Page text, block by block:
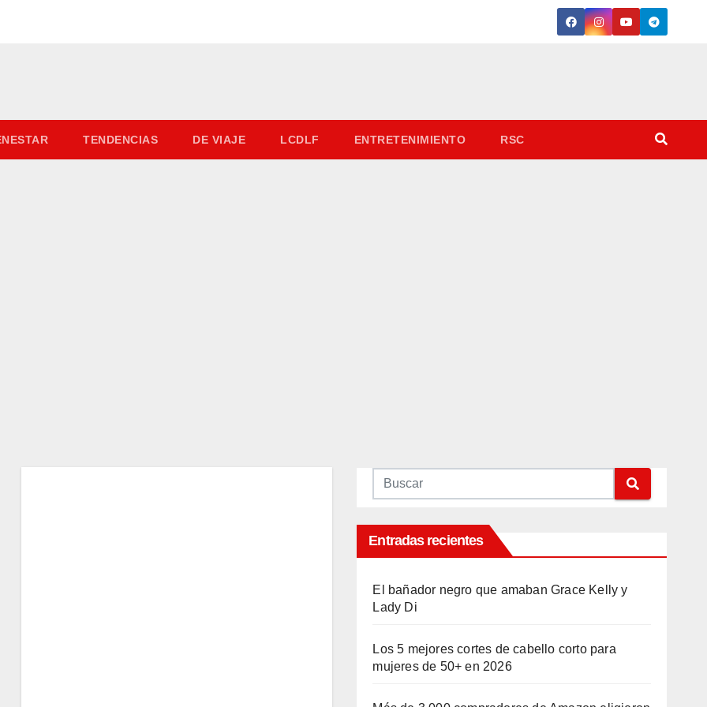
TENDENCIAS DE VIAJE LCDLF ENTRETENIMIENTO RSC
Entradas recientes
El bañador negro que amaban Grace Kelly y
Lady Di
Los 5 mejores cortes de cabello corto para
mujeres de 50+ en 2026